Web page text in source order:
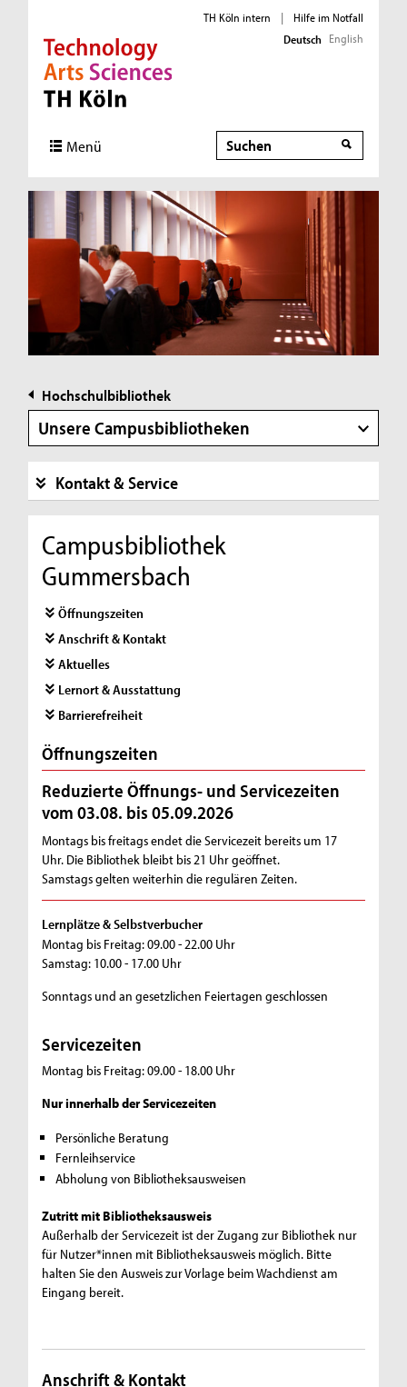
Direkt zur Hauptnavigation
Direkt zur Subnavigation
Direkt zum Inhalt
Direkt zum Fußbereich
TH Köln intern |
Hilfe im Notfall
Deutsch English
Menü Suche
Hochschulbibliothek
Unsere Campusbibliotheken
Kontakt & Service
Campusbibliothek
Gummersbach
Öffnungszeiten
Anschrift & Kontakt
Aktuelles
Lernort & Ausstattung
Barrierefreiheit
Öffnungszeiten
Reduzierte Öffnungs- und Servicezeiten
vom 03.08. bis 05.09.2026
Montags bis freitags endet die Servicezeit bereits um 17
Uhr. Die Bibliothek bleibt bis 21 Uhr geöffnet.
Samstags gelten weiterhin die regulären Zeiten.
Lernplätze & Selbstverbucher
Montag bis Freitag: 09.00 - 22.00 Uhr
Samstag: 10.00 - 17.00 Uhr
Sonntags und an gesetzlichen Feiertagen geschlossen
Servicezeiten
Montag bis Freitag: 09.00 - 18.00 Uhr
Nur innerhalb der Servicezeiten
Persönliche Beratung
Fernleihservice
Abholung von Bibliotheksausweisen
Zutritt mit Bibliotheksausweis
Außerhalb der Servicezeit ist der Zugang zur Bibliothek nur
für Nutzer*innen mit Bibliotheksausweis möglich. Bitte
halten Sie den Ausweis zur Vorlage beim Wachdienst am
Eingang bereit.
Anschrift & Kontakt